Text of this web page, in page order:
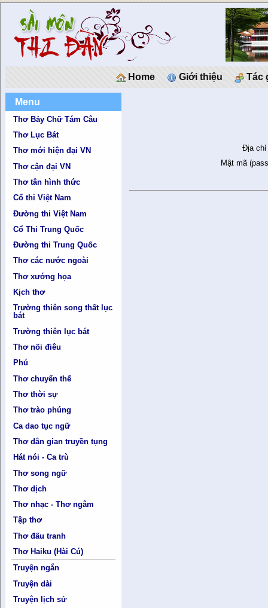
Home Giới thiệu Tác
Menu
Thơ Bảy Chữ Tám Câu
Thơ Lục Bát
Thơ mới hiện đại VN
Thơ cận đại VN
Thơ tân hình thức
Cổ thi Việt Nam
Đường thi Việt Nam
Cổ Thi Trung Quốc
Đường thi Trung Quốc
Thơ các nước ngoài
Thơ xướng họa
Kịch thơ
Trường thiên song thất lục
bát
Trường thiên lục bát
Thơ nối điêu
Phú
Thơ chuyển thể
Thơ thời sự
Thơ trào phúng
Ca dao tục ngữ
Thơ dân gian truyền tụng
Hát nói - Ca trù
Thơ song ngữ
Thơ dịch
Thơ nhạc - Thơ ngâm
Tập thơ
Thơ đấu tranh
Thơ Haiku (Hài Cú)
Truyện ngắn
Truyện dài
Truyện lịch sử
Địa chỉ
Mật mã